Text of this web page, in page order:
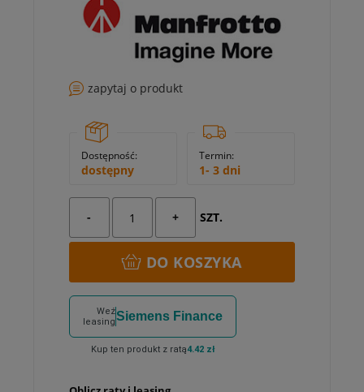
zapytaj o produkt
Dostępność:
dostępny
Termin:
1- 3 dni
- + SZT.
DO KOSZYKA
Weź
leasingSiemens Finance
Kup ten produkt z ratą4.42 zł